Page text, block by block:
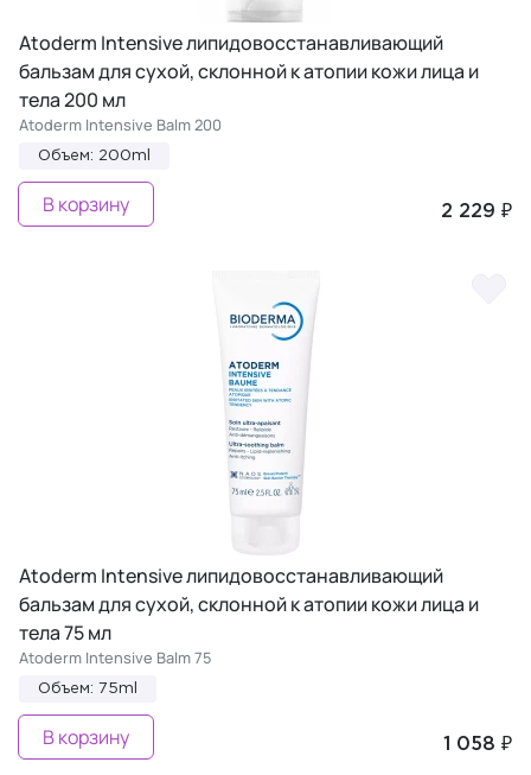
Atoderm Intensive липидовосстанавливающий
бальзам для сухой, склонной к атопии кожи лица и
тела 200 мл
Atoderm Intensive Balm 200
Объем: 200ml
2 229 ₽
В корзину
Atoderm Intensive липидовосстанавливающий
бальзам для сухой, склонной к атопии кожи лица и
тела 75 мл
Atoderm Intensive Balm 75
Объем: 75ml
1 058 ₽
В корзину